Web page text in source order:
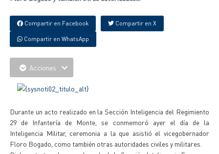
Compartir en Facebook Compartir en X
Compartir en WhatsApp
Acciones
Durante un acto realizado en la Sección Inteligencia del Regimiento
29 de Infantería de Monte, se conmemoró ayer el día de la
Inteligencia Militar, ceremonia a la que asistió el vicegobernador
Floro Bogado, como también otras autoridades civiles y militares.